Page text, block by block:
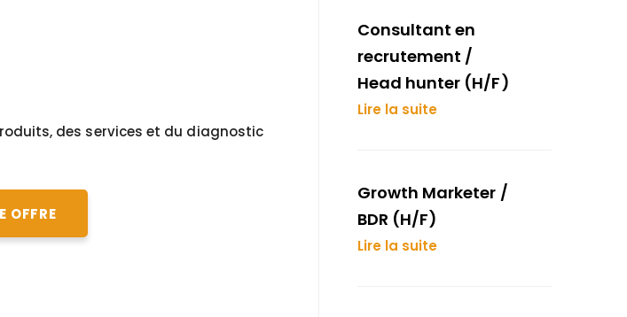
des services et du diagnostic
OFFRE
Consultant en
recrutement /
Head hunter (H/F)
Lire la suite
Growth Marketer /
BDR (H/F)
Lire la suite